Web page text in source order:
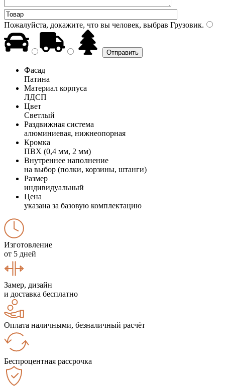
Пожалуйста, докажите, что вы человек, выбрав Грузовик.
Фасад
Патина
Материал корпуса
ЛДСП
Цвет
Светлый
Раздвижная система
алюминиевая, нижнеопорная
Кромка
ПВХ (0,4 мм, 2 мм)
Внутреннее наполнение
на выбор (полки, корзины, штанги)
Размер
индивидуальный
Цена
указана за базовую комплектацию
Изготовление
от 5 дней
Замер, дизайн
и доставка бесплатно
Оплата наличными, безналичный расчёт
Беспроцентная рассрочка